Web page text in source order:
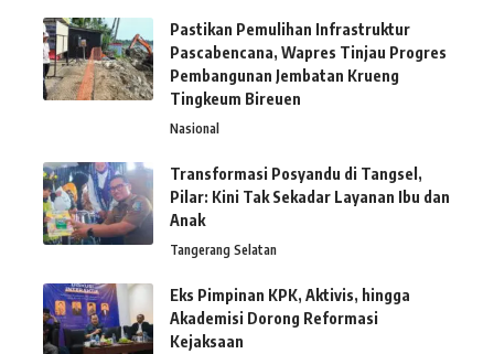
Pastikan Pemulihan Infrastruktur
Pascabencana, Wapres Tinjau Progres
Pembangunan Jembatan Krueng
Tingkeum Bireuen
Nasional
Transformasi Posyandu di Tangsel,
Pilar: Kini Tak Sekadar Layanan Ibu dan
Anak
Tangerang Selatan
Eks Pimpinan KPK, Aktivis, hingga
Akademisi Dorong Reformasi
Kejaksaan